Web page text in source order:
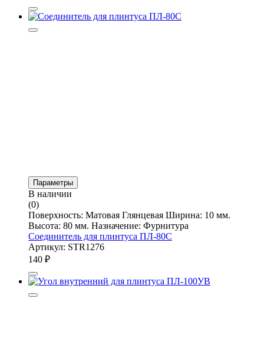
Параметры
В наличии
(0)
Поверхность: Матовая Глянцевая Ширина: 10 мм.
Высота: 80 мм. Назначение: Фурнитура
Соединитель для плинтуса ПЛ-80С
Артикул: STR1276
140 ₽